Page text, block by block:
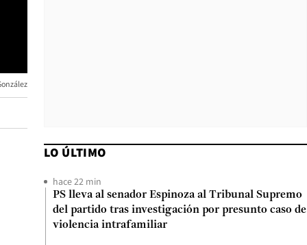
LO ÚLTIMO
hace 22 min
PS lleva al senador Espinoza al Tribunal Supremo
del partido tras investigación por presunto caso de
violencia intrafamiliar